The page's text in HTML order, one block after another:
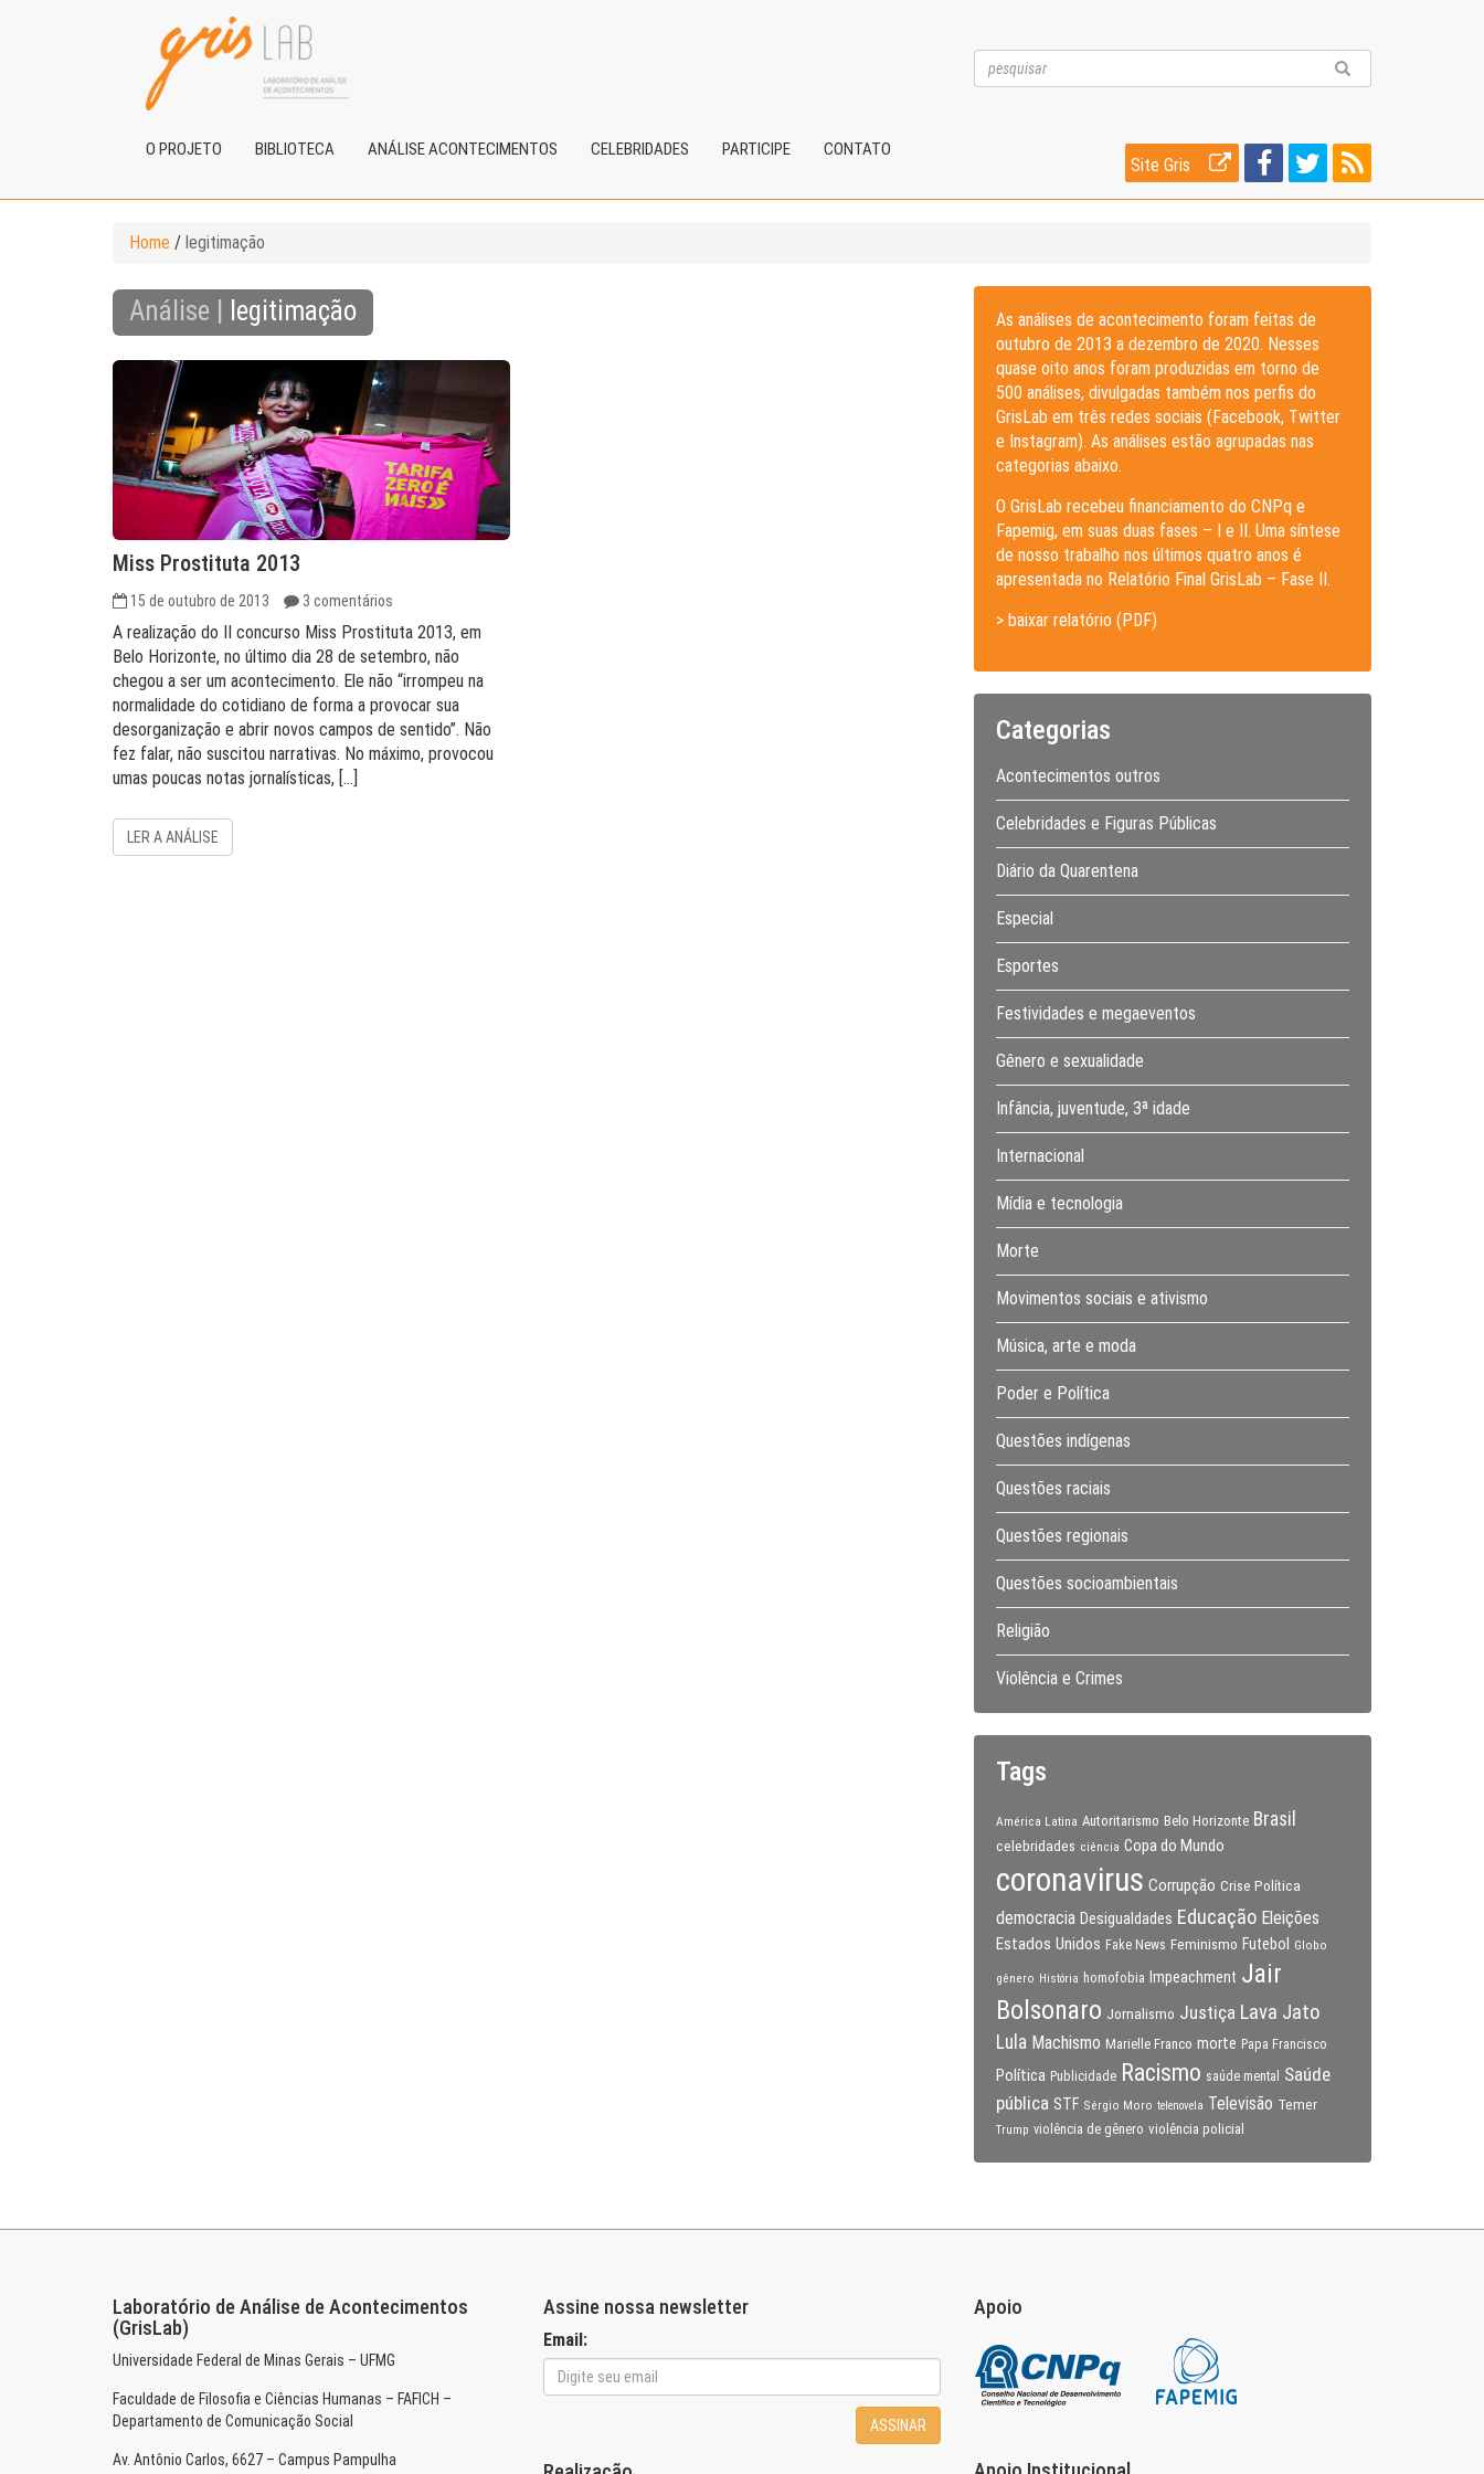
O PROJETO BIBLIOTECA ANÁLISE ACONTECIMENTOS CELEBRIDADES PARTICIPE CONTATO
Site Gris
Home / legitimação
Análise | legitimação
Miss Prostituta 2013
15 de outubro de 2013 3 comentários
A realização do II concurso Miss Prostituta 2013, em
Belo Horizonte, no último dia 28 de setembro, não
chegou a ser um acontecimento. Ele não “irrompeu na
normalidade do cotidiano de forma a provocar sua
desorganização e abrir novos campos de sentido”. Não
fez falar, não suscitou narrativas. No máximo, provocou
umas poucas notas jornalísticas, […]
LER A ANÁLISE
As análises de acontecimento foram feitas de
outubro de 2013 a dezembro de 2020. Nesses
quase oito anos foram produzidas em torno de
500 análises, divulgadas também nos perfis do
GrisLab em três redes sociais (Facebook, Twitter
e Instagram). As análises estão agrupadas nas
categorias abaixo.
O GrisLab recebeu financiamento do CNPq e
Fapemig, em suas duas fases – I e II. Uma síntese
de nosso trabalho nos últimos quatro anos é
apresentada no Relatório Final GrisLab – Fase II.
> baixar relatório (PDF)
Categorias
Acontecimentos outros
Celebridades e Figuras Públicas
Diário da Quarentena
Especial
Esportes
Festividades e megaeventos
Gênero e sexualidade
Infância, juventude, 3ª idade
Internacional
Mídia e tecnologia
Morte
Movimentos sociais e ativismo
Música, arte e moda
Poder e Política
Questões indígenas
Questões raciais
Questões regionais
Questões socioambientais
Religião
Violência e Crimes
Tags
América Latina Autoritarismo Belo Horizonte Brasil
celebridades ciência Copa do Mundo
coronavirus Corrupção Crise Política
democracia Desigualdades Educação Eleições
Estados Unidos Fake News Feminismo Futebol Globo
gênero História homofobia Impeachment Jair
Bolsonaro Jornalismo Justiça Lava Jato
Lula Machismo Marielle Franco morte Papa Francisco
Política Publicidade Racismo saúde mental
Saúde
pública STF Sérgio Moro telenovela Televisão Temer
Trump violência de gênero violência policial
Laboratório de Análise de Acontecimentos
(GrisLab)
Universidade Federal de Minas Gerais – UFMG
Faculdade de Filosofia e Ciências Humanas – FAFICH –
Departamento de Comunicação Social
Av. Antônio Carlos, 6627 – Campus Pampulha
Assine nossa newsletter
Email:
ASSINAR
Apoio